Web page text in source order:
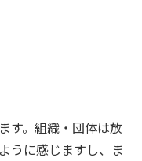
す。組織・団体は放
うに感じますし、ま